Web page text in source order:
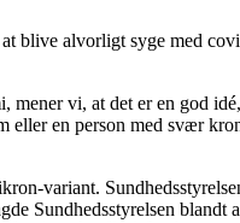
blive alvorligt syge med
vi, at det er en god
en person med svær
variant.
Sundhedsstyrelsen blandt